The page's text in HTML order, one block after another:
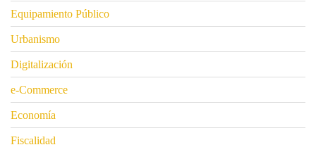
Equipamiento Público
Urbanismo
Digitalización
e-Commerce
Economía
Fiscalidad